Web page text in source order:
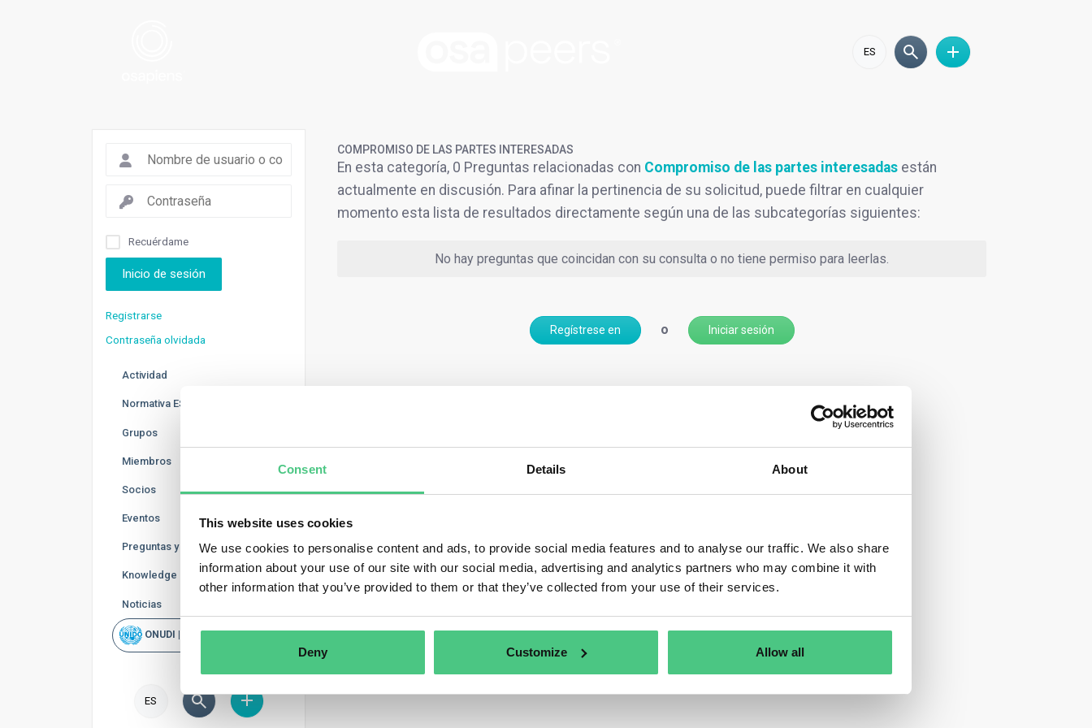
Consent Details About
This website uses cookies
We use cookies to personalise content and ads, to provide social media features and to analyse our traffic. We also share
information about your use of our site with our social media, advertising and analytics partners who may combine it with
other information that you’ve provided to them or that they’ve collected from your use of their services.
Deny Customize Allow all
ES
COMPROMISO DE LAS PARTES INTERESADAS
En esta categoría, 0 Preguntas relacionadas con Compromiso de las partes interesadas están
actualmente en discusión. Para afinar la pertinencia de su solicitud, puede filtrar en cualquier
momento esta lista de resultados directamente según una de las subcategorías siguientes:
No hay preguntas que coincidan con su consulta o no tiene permiso para leerlas.
Regístrese en o Iniciar sesión
0
Preguntas abiertas
Vídeos0
Recuérdame
Inicio de sesión
Registrarse
Contraseña olvidada
Actividad
Normativa ESG
Grupos
Miembros
Socios
Eventos
Preguntas y Respuestas
Knowledge Base
Noticias
ONUDI | Rapid Scan
ES